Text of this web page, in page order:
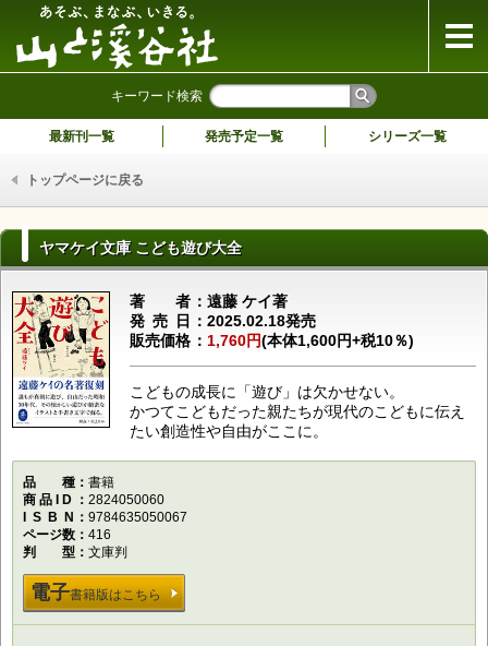
キーワード検索
最新刊一覧 発売予定一覧 シリーズ一覧
トップページに戻る
ヤマケイ文庫 こども遊び大全
著者遠藤 ケイ著
発売日 2025.02.18発売
販売価格
1,760円(本体1,600円+税10％)
こどもの成長に「遊び」は欠かせない。
かつてこどもだった親たちが現代のこどもに伝え
たい創造性や自由がここに。
品種書籍
商品ID
2824050060
ISBN
9784635050067
ページ数
416
判型文庫判
電子書籍版はこちら